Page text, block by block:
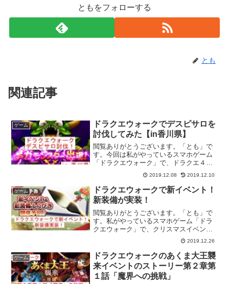
ともをフォローする
とも
関連記事
ゲーム
ドラクエウォークでデスピサロを
討伐してみた【in香川県】
閲覧ありがとうございます。「とも」で
す。今回は私がやっているスマホゲーム
「ドラクエウォーク」で、ドラクエ４イ
ベントの第２章が始まり、新しいメガモ
ンスター「デスピサロ」が登場したの
で、討伐してみましたので、その様子を
ご紹介します。すでに出現し...
2019.12.08 2019.12.10
ゲーム
ドラクエウォークで新イベント！
新装備が実装！
閲覧ありがとうございます。「とも」で
す。私がやっているスマホゲーム「ドラ
クエウォーク」で、クリスマスイベント
に続き、新イベントが開催されることに
なりました。クリスマスイベントやドラ
クエ４のイベントが本日（１２月２６
日）の１５時で終わってしま...
2019.12.26
ゲーム
ドラクエウォークのあくま大王襲
来イベントのストーリー第２章第
１話「魔界への挑戦」